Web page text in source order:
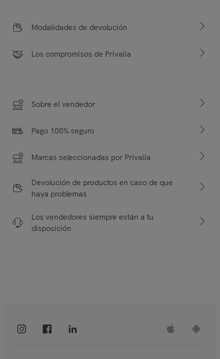
Modalidades de devolución
Los compromisos de Privalia
Sobre el vendedor
Pago 100% seguro
Marcas seleccionadas por Privalia
Devolución de productos en caso de que
haya problemas
Los vendedores siempre están a tu
disposición